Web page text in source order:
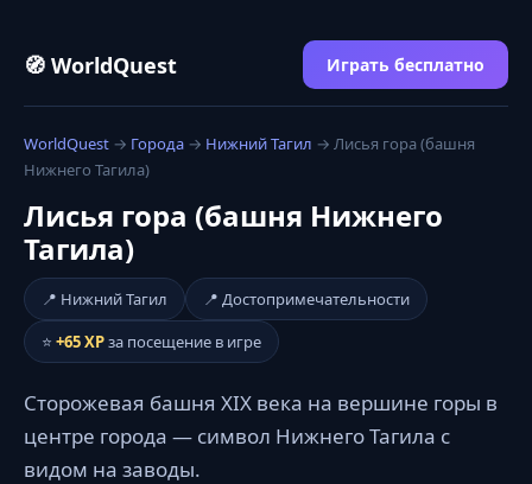
🧭 WorldQuest Играть бесплатно
WorldQuest → Города → Нижний Тагил → Лисья гора (башня
Нижнего Тагила)
Лисья гора (башня Нижнего
Тагила)
📍 Нижний Тагил
📍 Достопримечательности
⭐ +65 XPза посещение в игре
Сторожевая башня XIX века на вершине горы в
центре города — символ Нижнего Тагила с
видом на заводы.